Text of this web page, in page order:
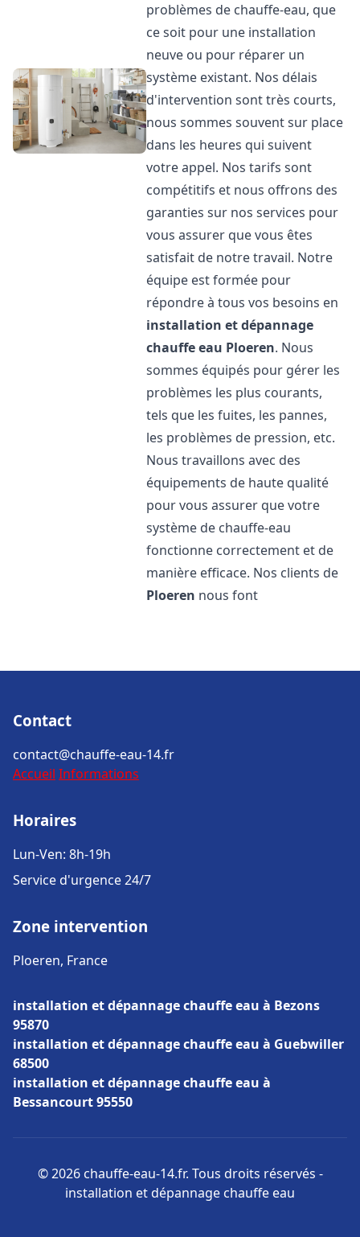
problèmes de chauffe-eau, que
ce soit pour une installation
neuve ou pour réparer un
système existant. Nos délais
d'intervention sont très courts,
nous sommes souvent sur place
dans les heures qui suivent
votre appel. Nos tarifs sont
compétitifs et nous offrons des
garanties sur nos services pour
vous assurer que vous êtes
satisfait de notre travail. Notre
équipe est formée pour
répondre à tous vos besoins en
installation et dépannage
chauffe eau Ploeren. Nous
sommes équipés pour gérer les
problèmes les plus courants,
tels que les fuites, les pannes,
les problèmes de pression, etc.
Nous travaillons avec des
équipements de haute qualité
pour vous assurer que votre
système de chauffe-eau
fonctionne correctement et de
manière efficace. Nos clients de
Ploeren nous font
Contact
contact@chauffe-eau-14.fr
Accueil Informations
Horaires
Lun-Ven: 8h-19h
Service d'urgence 24/7
Zone intervention
Ploeren, France
installation et dépannage chauffe eau à Bezons
95870
installation et dépannage chauffe eau à Guebwiller
68500
installation et dépannage chauffe eau à
Bessancourt 95550
© 2026 chauffe-eau-14.fr. Tous droits réservés -
installation et dépannage chauffe eau